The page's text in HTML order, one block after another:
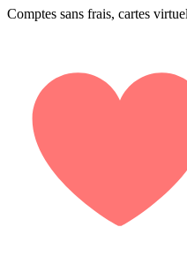
Comptes sans frais, cartes